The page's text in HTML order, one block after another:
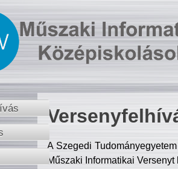
A Szegedi
Műszaki Informatikai